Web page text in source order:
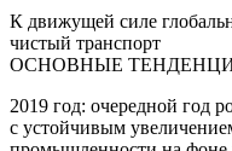
К движущей силе
чистый транспорт
ОСНОВНЫЕ
2019 год: очередной год
с устойчивым